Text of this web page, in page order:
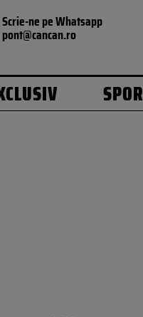
Scrie-ne pe Whatsapp
pont@cancan.ro